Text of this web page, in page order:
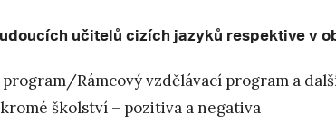
učitelů cizích jazyků respektive v
Rámcový vzdělávací program a
školství – pozitiva a negativa